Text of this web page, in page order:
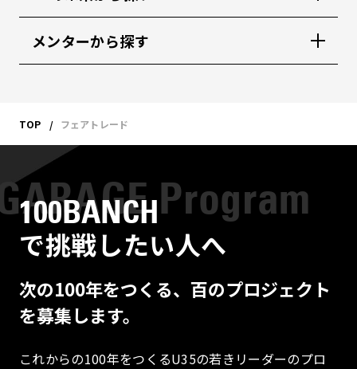
メンターから探す
TOP フェアトレード
100BANCH
で挑戦したい人へ
次の100年をつくる、百のプロジェクト
を募集します。
これからの100年をつくるU35の若きリーダーのプロ